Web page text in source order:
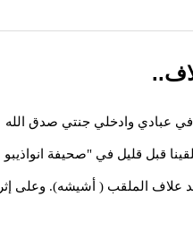
في عبادي وادخلي جنتي صدق الله
قبل قليل في "صحيفة انواذيبو
علاف الملقب ( أشيشه). وعلى إثر